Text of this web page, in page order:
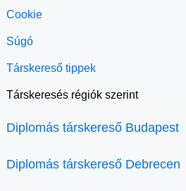
Cookie
Súgó
Társkereső tippek
Társkeresés régiók szerint
Diplomás társkereső Budapest
Diplomás társkereső Debrecen